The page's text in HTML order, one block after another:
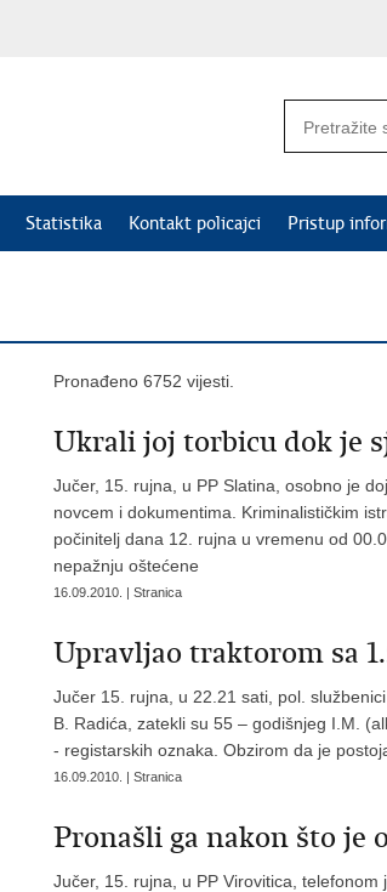
Statistika Kontakt policajci Pristup
Pronađeno 6752 vijesti.
Ukrali joj torbicu dok je
Jučer, 15. rujna, u PP Slatina, osobno je
novcem i dokumentima. Kriminalističkim
počinitelj dana 12. rujna u vremenu od
nepažnju oštećene
16.09.2010. | Stranica
Upravljao traktorom sa
Jučer 15. rujna, u 22.21 sati, pol.
B. Radića, zatekli su 55 – godišnjeg I.M.
- registarskih oznaka. Obzirom da je
16.09.2010. | Stranica
Pronašli ga nakon što je
Jučer, 15. rujna, u PP Virovitica,